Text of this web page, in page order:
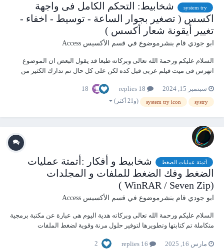
system try
شخابيط: التحكم الكامل فى واجهة
اكسس ( تصغير بجوار الساعة - توسيط - اخفاء -
تغيير أيقونة شعار أكسس )
ابو جودي قام بنشرموضوع في قسم الأكسيس Access
السلام عليكم ورحمة الله تعالى وبركاته طبعا قد يقول البعض ان الموضوع
اتهرس فى ميت فيلم عربى قبل كده لكن على كل حال تم تدارك الكثير من
والتقليدى لعرض النموذج كاملا - اخفاء اطار الاكسس وعمل شفافية للنموذج
لاظهار صو...
سبتمبر 15, 2024 18
systry
system try icon (و21 أكثر)
أتمتة عمليات الضغط
شخابيط و أفكار :أتمتة عمليات
الضغط وفك الضغط للملفات و المجلدات
(WinRAR / Seven Zip )
ابو جودي قام بنشرموضوع في قسم الأكسيس Access
السلام عليكم ورحمة الله تعالى وبركاته هدية اليوم هى عبارة عن مكتبة برمجية
متكاملة تم كتابتها وتطويرها لتوفير حلول مرنة وقوية لضغط الملفات
عمليات الضغط وفك الضغط للملفات و المجلدات بإحترافيه ومرونه وتحكم
مارس 16, 2025 2